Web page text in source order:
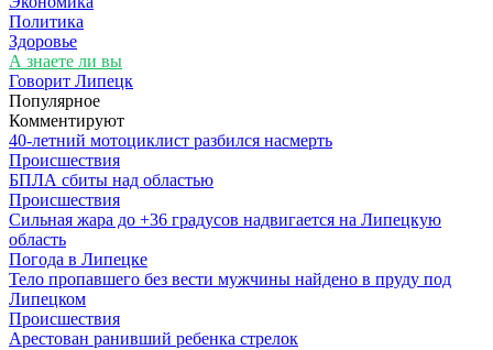
Политика
Здоровье
А знаете ли вы
Говорит Липецк
Популярное
Комментируют
40-летний мотоциклист разбился насмерть
Происшествия
БПЛА сбиты над областью
Происшествия
Сильная жара до +36 градусов надвигается на Липецкую
область
Погода в Липецке
Тело пропавшего без вести мужчины найдено в пруду под
Липецком
Происшествия
Арестован ранивший ребенка стрелок